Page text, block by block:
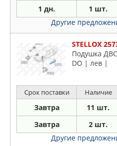
1 дн. 1 шт.
Другие
STELLOX
Подушка
DO | лев |
Срок поставки Наличие
Завтра 11 шт.
Завтра 2 шт.
Другие